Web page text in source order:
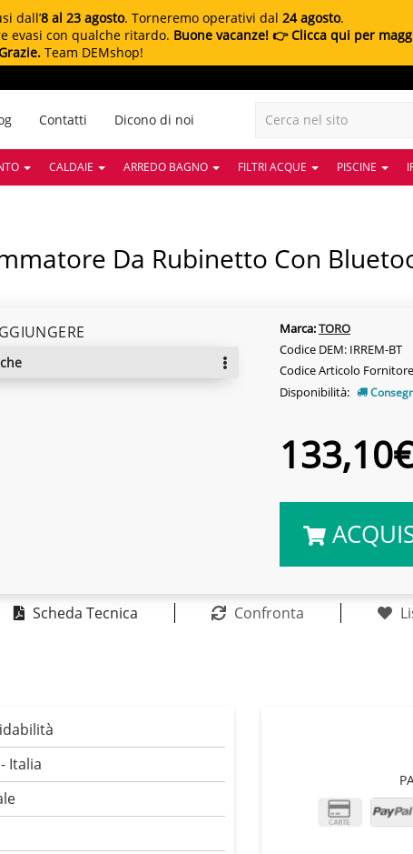
dall’8 al 23 agosto. Torneremo operativi dal 24 agosto.
evasi con qualche ritardo. Buone vacanze! 👉 Clicca qui per
Team DEMshop!
Contatti Dicono di noi
CALDAIE ARREDO BAGNO FILTRI ACQUE PISCINE
Marca:TORO
Codice DEM: IRREM-BT
Codice Articolo
Disponibilità:
Scheda Tecnica Confronta
Italia